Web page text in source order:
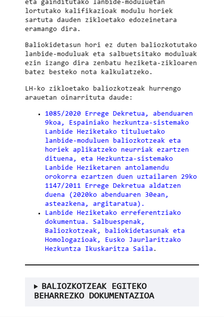
eta gainditutako lanbide-moduluetan
lortutako kalifikazioak modulu horiek
sartuta dauden zikloetako edozeinetara
eramango dira .
Baliokidetasun hori ez duten baliozkotutako
lanbide-moduluak eta salbuetsitako moduluak
ezin izango dira zenbatu heziketa-zikloaren
batez besteko nota kalkulatzeko .
LH-ko zikloetako baliozkotzeak hurrengo
arauetan oinarrituta daude:
1085/2020 Errege Dekretua, abenduaren
9koa, Espainiako hezkuntza-sistemako
Lanbide Heziketako tituluetako
lanbide-moduluen baliozkotzeak eta
horiek aplikatzeko neurriak ezartzen
dituena, eta Hezkuntza-sistemako
Lanbide Heziketaren antolamendu
orokorra ezartzen duen uztailaren 29ko
1147/2011 Errege Dekretua aldatzen
duena (2020ko abenduaren 30ean,
asteazkena, argitaratua).
Lanbide Heziketako erreferentziako
dokumentua. Salbuespenak,
Baliozkotzeak, baliokidetasunak eta
Homologazioak, Eusko Jaurlaritzako
Hezkuntza Ikuskaritza Saila .
BALIOZKOTZEAK EGITEKO
BEHARREZKO DOKUMENTAZIOA